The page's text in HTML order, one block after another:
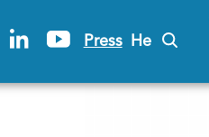
Press He